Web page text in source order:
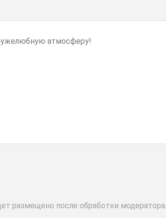
размещено после обработки модератора.